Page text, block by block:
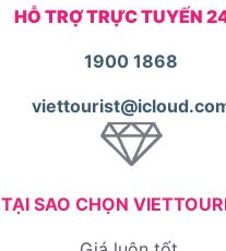
HỖ TRỢ TRỰC TUYẾN
1900 1868
TẠI SAO CHỌN